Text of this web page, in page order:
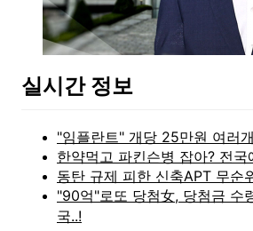
실시간 정보